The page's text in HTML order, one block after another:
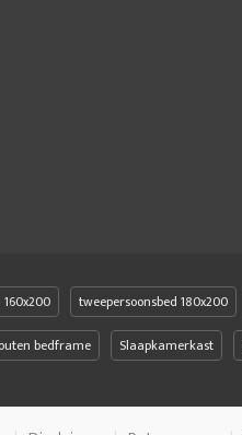
tweepersoonsbed 180x200
bedframe Slaapkamerkast